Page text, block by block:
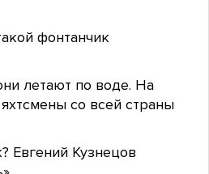
фонтанчик
летают по воде. На
со всей страны
Евгений Кузнецов